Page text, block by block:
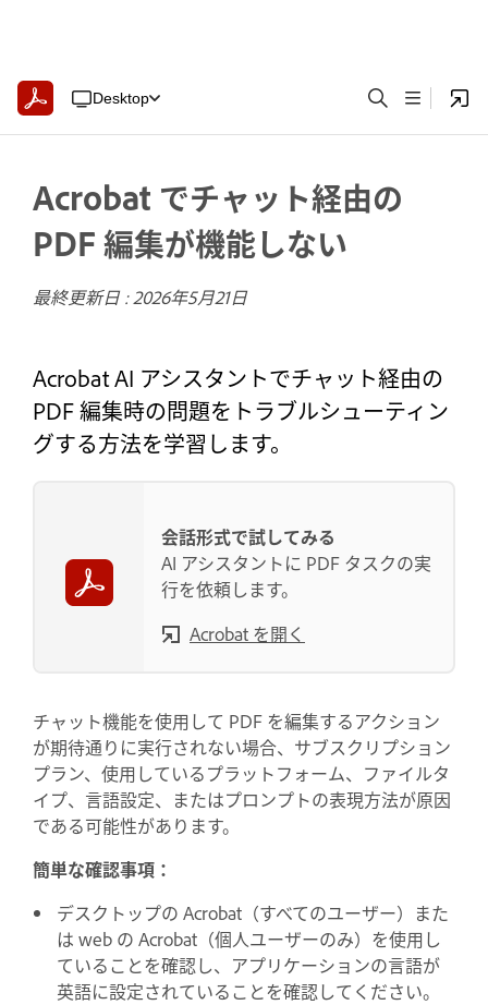
Desktop
Acrobat でチャット経由の
PDF 編集が機能しない
最終更新日 :2026年5月21日
Acrobat AI アシスタントでチャット経由の
PDF 編集時の問題をトラブルシューティン
グする方法を学習します。
会話形式で試してみる
AI アシスタントに PDF タスクの実
行を依頼します。
Acrobat を開く
チャット機能を使用して PDF を編集するアクション
が期待通りに実行されない場合、サブスクリプション
プラン、使用しているプラットフォーム、ファイルタ
イプ、言語設定、またはプロンプトの表現方法が原因
である可能性があります。
簡単な確認事項：
デスクトップの Acrobat（すべてのユーザー）また
は web の Acrobat（個人ユーザーのみ）を使用し
ていることを確認し、アプリケーションの言語が
英語に設定されていることを確認してください。